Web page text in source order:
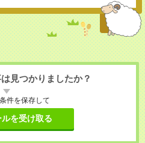
見つかりましたか？
件を保存して
を受け取る